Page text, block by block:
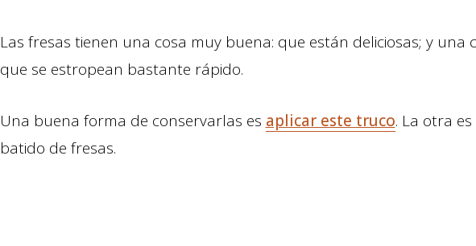
Las fresas tienen una cosa muy buena: que están deliciosas; y una
que se estropean bastante rápido.
Una buena forma de conservarlas es aplicar este truco. La otra
batido de fresas.